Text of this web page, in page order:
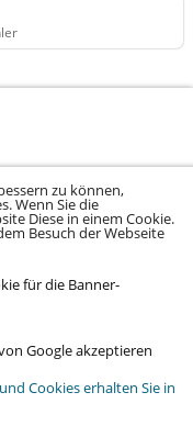
,Medmissio&
zu können,
Wenn Sie die
Diese in einem Cookie.
Besuch der Webseite
für die Banner-
Google akzeptieren
Cookies erhalten Sie in